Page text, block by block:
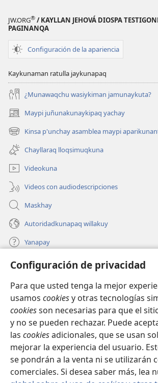
Configuración de privacidad
Para que usted tenga la mejor
usamos cookiesy otras tecnologías
cookiesson necesarias para que el
y no se pueden rechazar. Puede
las cookiesadicionales, que se usan
mejorar la experiencia del usuario.
se pondrán a la venta ni se utilizarán
comerciales. Si desea saber más, lea
JW.ORG® / KAYLLAN JEHOVÁ DIOSPA
PAGINANQA
Configuración de la apariencia
Kaykunaman ratulla jaykunapaq
¿Munawaqchu wasiykiman jamunaykuta?
Maypi juñunakunaykipaq yachay
(abre
una
nueva
ventana)
Kinsa p'unchay asamblea maypi
(abre
una
nueva
ventana)
Chayllaraq lloqsimuqkuna
Videokuna
Videos con audiodescripciones
Maskhay
Autoridadkunapaq willakuy
Yanapay
Donacionta churanapaq
una
nueva
ventana)
INTERNETPI QELQANCHISKUNA
(abre
una
nueva
ventana)
JW Hub
(abre
una
nueva
ventana)
JW Library ®